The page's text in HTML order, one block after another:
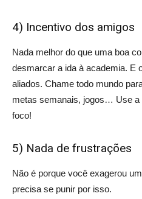
4) Incentivo dos amigos
Nada melhor do que uma boa
desmarcar a ida à academia. E
aliados. Chame todo mundo
metas semanais, jogos… Use a
foco!
5) Nada de frustrações
Não é porque você exagerou
precisa se punir por isso.